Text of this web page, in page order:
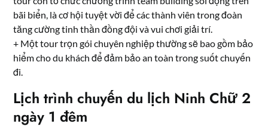
bãi biển, là cơ hội tuyệt vời để các thành viên trong đoàn
tăng cường tinh thần đồng đội và vui chơi giải trí.
+ Một tour trọn gói chuyên nghiệp thường sẽ bao gồm bảo
hiểm cho du khách để đảm bảo an toàn trong suốt chuyến
đi.
Lịch trình chuyến du lịch Ninh Chữ 2
ngày 1 đêm